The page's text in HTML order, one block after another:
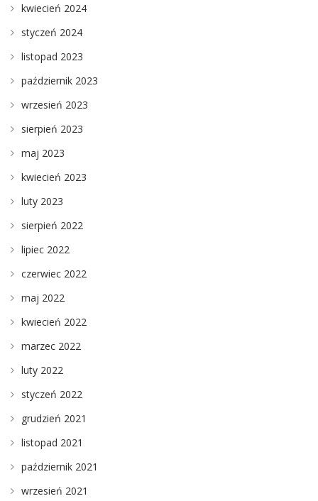
kwiecień 2024
styczeń 2024
listopad 2023
październik 2023
wrzesień 2023
sierpień 2023
maj 2023
kwiecień 2023
luty 2023
sierpień 2022
lipiec 2022
czerwiec 2022
maj 2022
kwiecień 2022
marzec 2022
luty 2022
styczeń 2022
grudzień 2021
listopad 2021
październik 2021
wrzesień 2021